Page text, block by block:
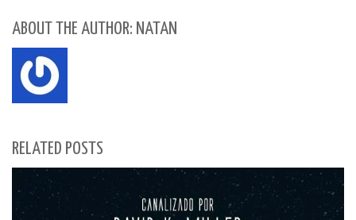
ABOUT THE AUTHOR: NATAN
RELATED POSTS